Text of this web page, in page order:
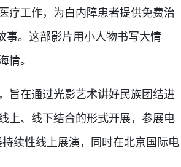
疗工作，为白内障患者提供免费治
事。这部影片用小人物书写大情
情。
在通过光影艺术讲好民族团结进
上、线下结合的形式开展，参展电
续性线上展演，同时在北京国际电